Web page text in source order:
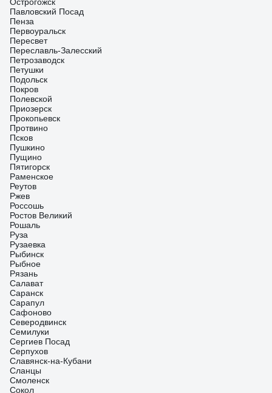
Павловский Посад
Пенза
Первоуральск
Пересвет
Переславль-Залесский
Петрозаводск
Петушки
Подольск
Покров
Полевской
Приозерск
Прокопьевск
Протвино
Псков
Пушкино
Пущино
Пятигорск
Раменское
Реутов
Ржев
Россошь
Ростов Великий
Рошаль
Руза
Рузаевка
Рыбинск
Рыбное
Рязань
Салават
Саранск
Сарапул
Сафоново
Северодвинск
Семилуки
Сергиев Посад
Серпухов
Славянск-на-Кубани
Сланцы
Смоленск
Сокол